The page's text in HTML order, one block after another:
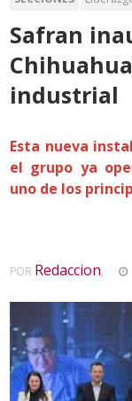
Safran
industrial
Esta nueva
el grupo ya
uno de los
POR Redaccion,